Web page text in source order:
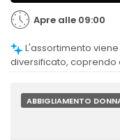
Apre alle 09:00
diversificato,
ABBIGLIAMENTO